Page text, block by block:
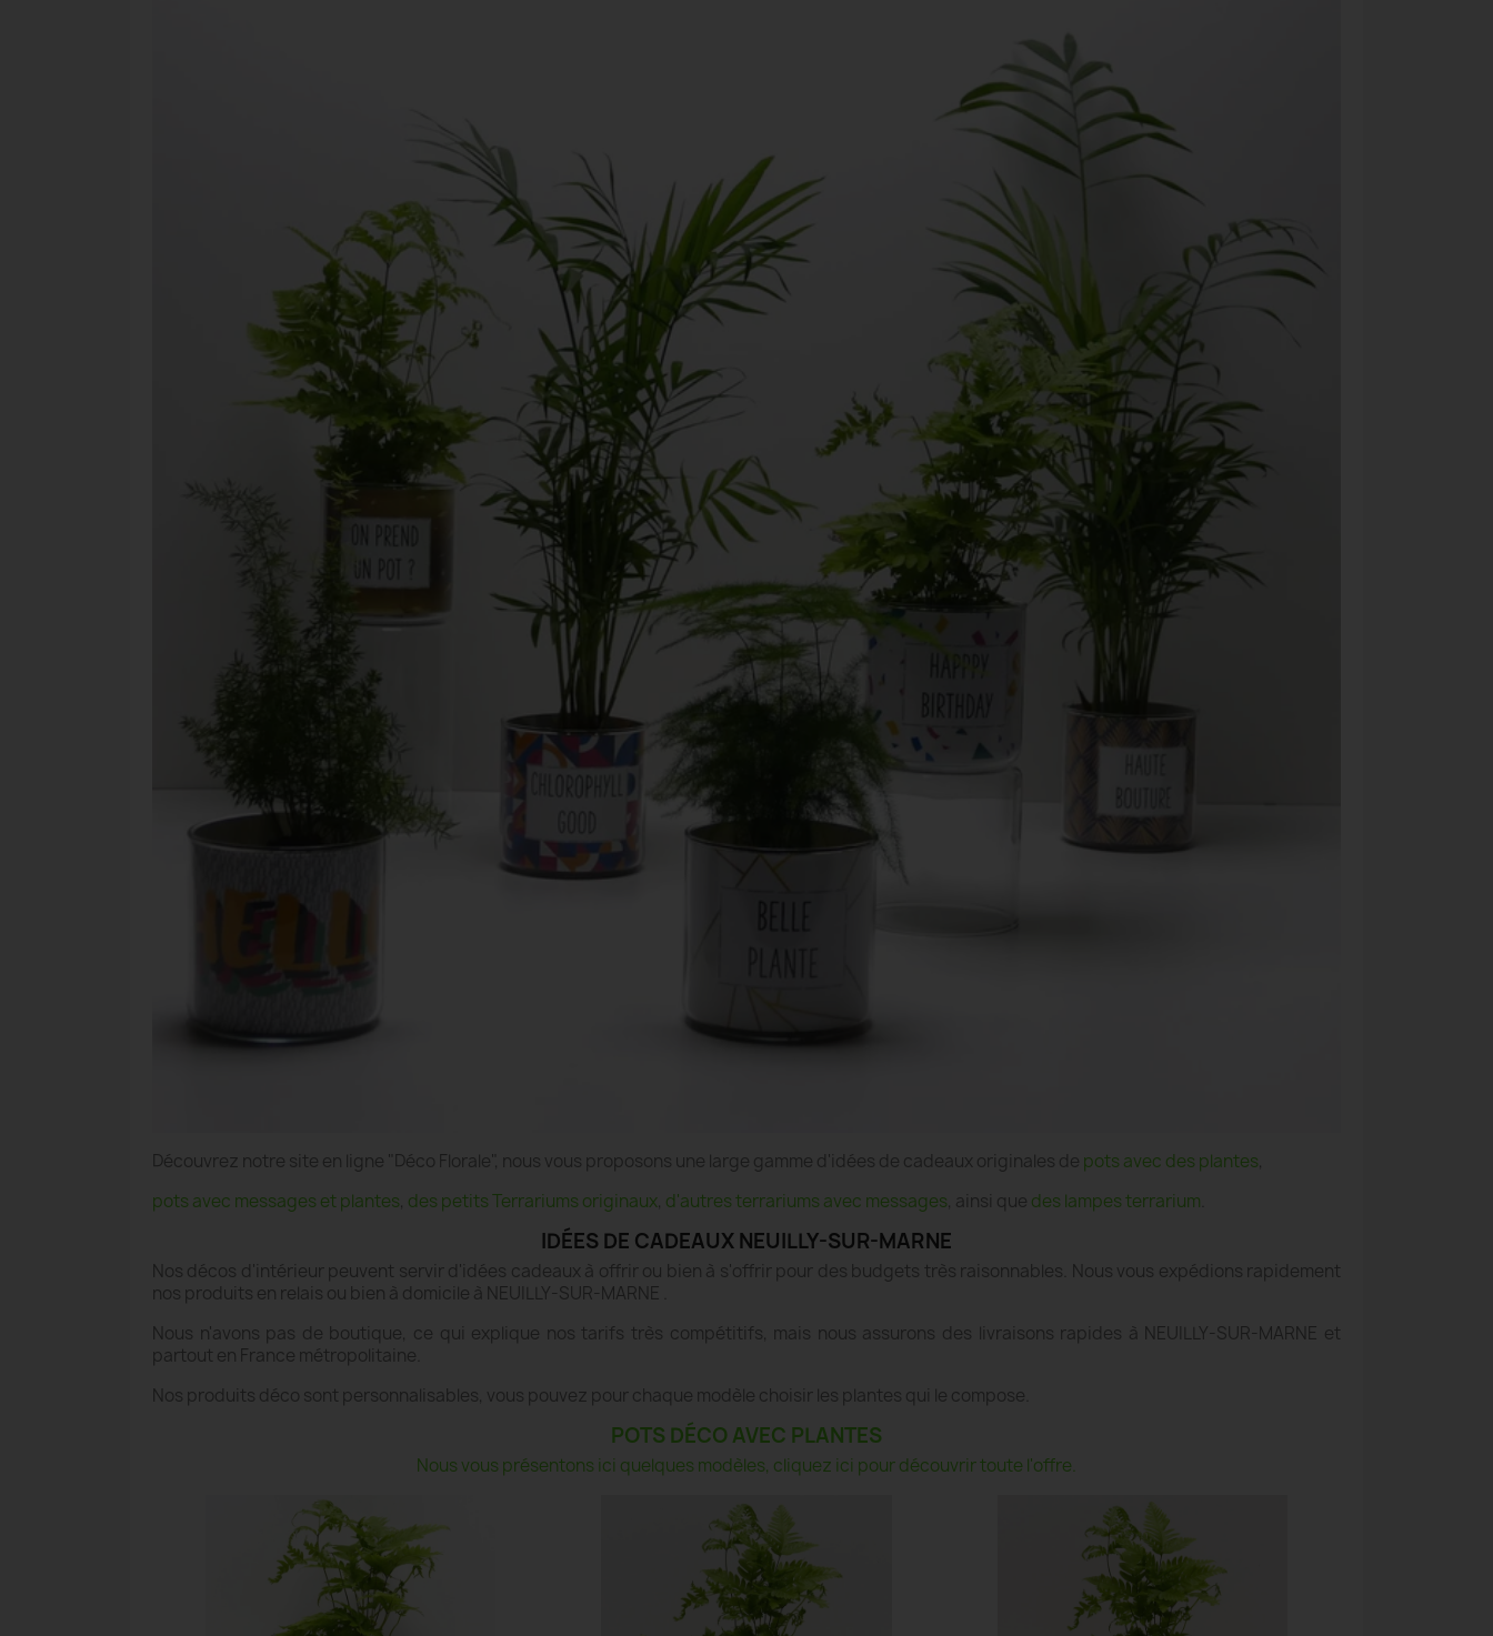
Découvrez notre site en ligne "Déco Florale", nous vous proposons une large gamme d'idées de cadeaux originales de pots avec des plantes,
pots avec messages et plantes, des petits Terrariums originaux, d'autres terrariums avec messages, ainsi que des lampes terrarium
IDÉES DE CADEAUX NEUILLY-SUR-MARNE
Nos décos d'intérieur peuvent servir d'idées cadeaux à offrir ou bien à s'offrir pour des budgets très raisonnables. Nous vous expédions rapidement
nos produits en relais ou bien à domicile à NEUILLY-SUR-MARNE .
Nous n'avons pas de boutique, ce qui explique nos tarifs très compétitifs, mais nous assurons des livraisons rapides à NEUILLY-SUR-MARNE et
partout en France métropolitaine.
Nos produits déco sont personnalisables, vous pouvez pour chaque modèle choisir les plantes qui le compose.
POTS DÉCO AVEC PLANTES
Nous vous présentons ici quelques modèles, cliquez ici pour découvrir toute l'offre.